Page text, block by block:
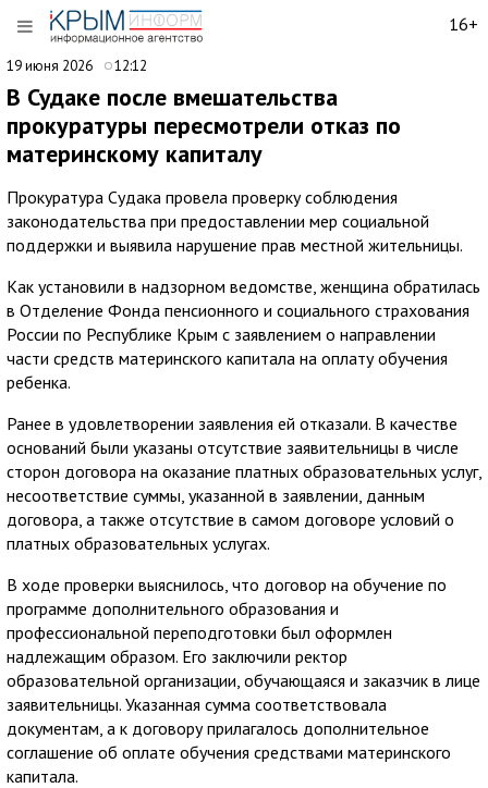
16+
19 июня 2026 12:12
В Судаке после вмешательства
прокуратуры пересмотрели отказ по
материнскому капиталу
Прокуратура Судака провела проверку соблюдения
законодательства при предоставлении мер социальной
поддержки и выявила нарушение прав местной жительницы.
Как установили в надзорном ведомстве, женщина обратилась
в Отделение Фонда пенсионного и социального страхования
России по Республике Крым с заявлением о направлении
части средств материнского капитала на оплату обучения
ребенка.
Ранее в удовлетворении заявления ей отказали. В качестве
оснований были указаны отсутствие заявительницы в числе
сторон договора на оказание платных образовательных услуг,
несоответствие суммы, указанной в заявлении, данным
договора, а также отсутствие в самом договоре условий о
платных образовательных услугах.
В ходе проверки выяснилось, что договор на обучение по
программе дополнительного образования и
профессиональной переподготовки был оформлен
надлежащим образом. Его заключили ректор
образовательной организации, обучающаяся и заказчик в лице
заявительницы. Указанная сумма соответствовала
документам, а к договору прилагалось дополнительное
соглашение об оплате обучения средствами материнского
капитала.